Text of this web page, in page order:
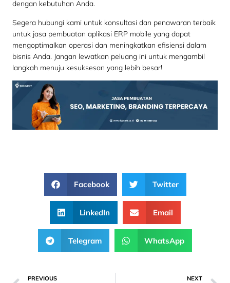
dengan kebutuhan Anda.
Segera hubungi kami untuk konsultasi dan penawaran terbaik
untuk jasa pembuatan aplikasi ERP mobile yang dapat
mengoptimalkan operasi dan meningkatkan efisiensi dalam
bisnis Anda. Jangan lewatkan peluang ini untuk mengambil
langkah menuju kesuksesan yang lebih besar!
Facebook Twitter
LinkedIn Email
Telegram WhatsApp
PREVIOUS NEXT